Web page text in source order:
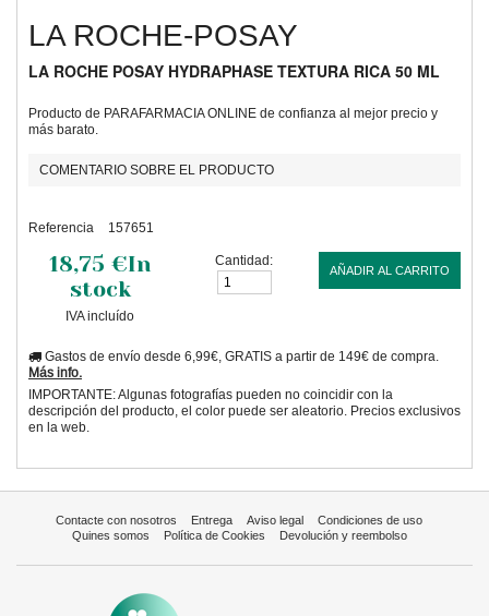
LA ROCHE-POSAY
LA ROCHE POSAY HYDRAPHASE TEXTURA RICA 50 ML
Producto de PARAFARMACIA ONLINE de confianza al mejor precio y
más barato.
COMENTARIO SOBRE EL PRODUCTO
Referencia 157651
18,75 €In
stock
IVA incluído
Cantidad:
AÑADIR AL CARRITO
Gastos de envío desde 6,99€, GRATIS a partir de 149€ de compra.
Más info.
IMPORTANTE: Algunas fotografías pueden no coincidir con la
descripción del producto, el color puede ser aleatorio. Precios exclusivos
en la web.
Contacte con nosotros Entrega Aviso legal
Condiciones de uso
Quines somos
Política de Cookies Devolución y reembolso